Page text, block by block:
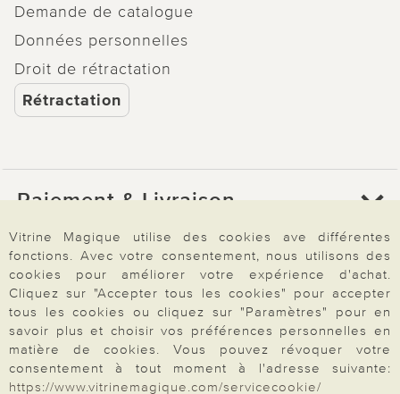
Demande de catalogue
Données personnelles
Droit de rétractation
Rétractation
Paiement & Livraison
À propos de nous
Besoin d'aide?
Mentions légales|CGV|Données & liberté|Vie privée & cookies
Vitrine Magique utilise des cookies ave différentes
fonctions. Avec votre consentement, nous utilisons des
cookies pour améliorer votre expérience d'achat.
Cliquez sur "Accepter tous les cookies" pour accepter
tous les cookies ou cliquez sur "Paramètres" pour en
savoir plus et choisir vos préférences personnelles en
matière de cookies. Vous pouvez révoquer votre
consentement à tout moment à l'adresse suivante:
https://www.vitrinemagique.com/servicecookie/